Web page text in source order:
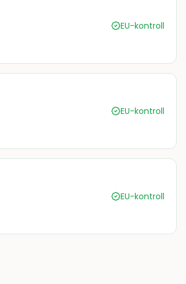
EU-kontroll
EU-kontroll
EU-kontroll